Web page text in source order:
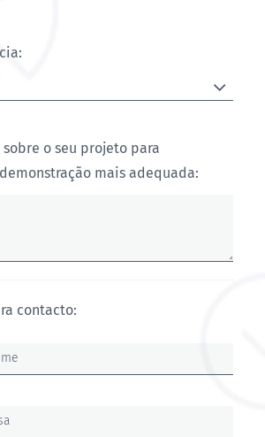
sobre o seu projeto para
mais adequada:
contacto: